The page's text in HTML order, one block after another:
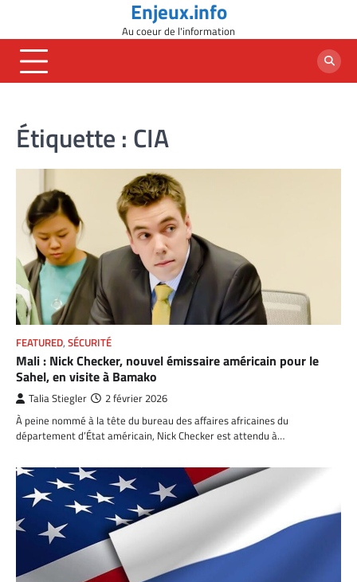
content
Enjeux.info
Au coeur de l'information
Étiquette : CIA
FEATURED, SÉCURITÉ
Mali : Nick Checker, nouvel émissaire américain pour le
Sahel, en visite à Bamako
Talia Stiegler 2 février 2026
À peine nommé à la tête du bureau des affaires africaines du
département d’État américain, Nick Checker est attendu à…